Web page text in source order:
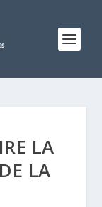
LA
LA